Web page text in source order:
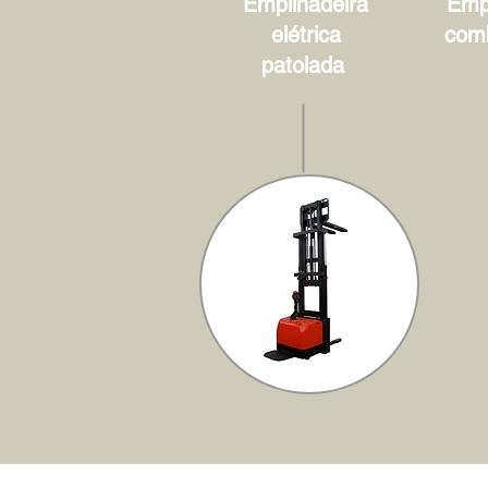
elétrica
patolada